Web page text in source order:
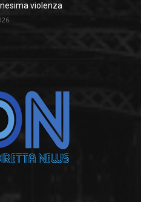
violenza